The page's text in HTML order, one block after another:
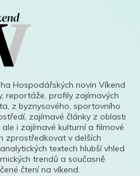
Hospodářských novin Víkend
reportáže, profily zajímavých
z byznysového, sportovního
zajímavé články z oblasti
i zajímavé kulturní a filmové
zprostředkovat v delších
textech hlubší vhled
trendů a současně
čtení na víkend.